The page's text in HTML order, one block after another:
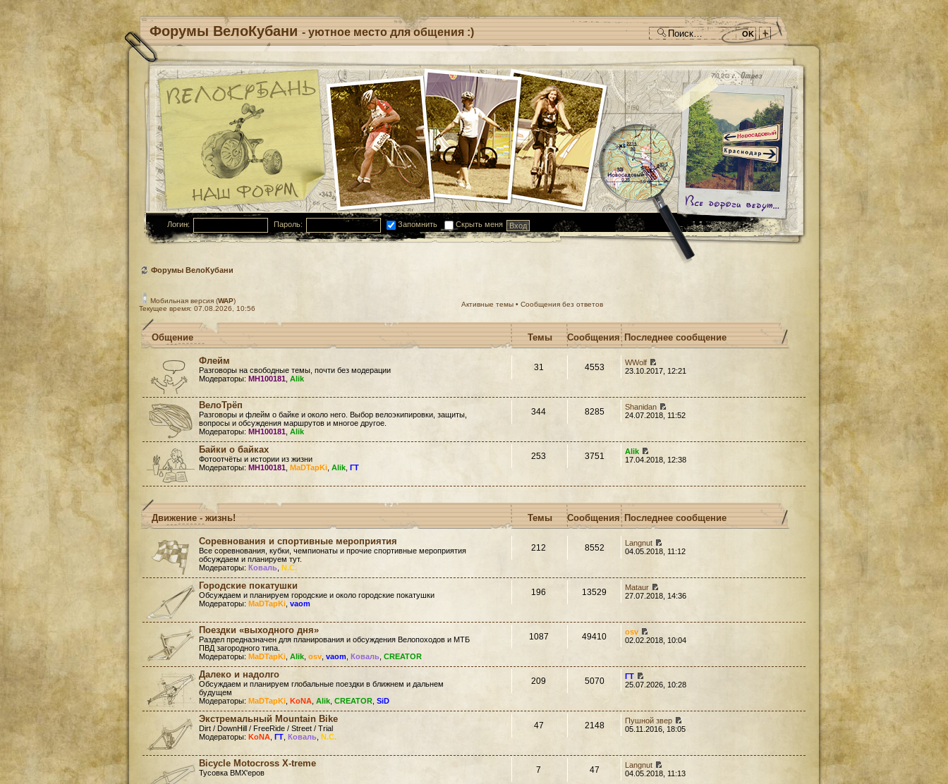
Форумы ВелоКубани - уютное место для общения :)
Логин: Пароль: Запомнить Скрыть меня
Форумы ВелоКубани
Мобильная версия (WAP)
Текущее время: 07.08.2026, 10:56
Активные темы • Сообщения без ответов
Общение Темы Сообщения Последнее сообщение
Флейм
Разговоры на свободные темы, почти без модерации
Модераторы: MH100181 Alik
31 4553
WWolf
23.10.2017, 12:21
ВелоТрёп
Разговоры и флейм о байке и около него. Выбор велоэкипировки, защиты,
вопросы и обсуждения маршрутов и многое другое.
Модераторы: MH100181 Alik
344 8285
Shanidan
24.07.2018, 11:52
Байки о байках
Фотоотчёты и истории из жизни
Модераторы: MH100181 MaDTapKi Alik ГТ
253 3751
Alik
17.04.2018, 12:38
Движение - жизнь! Темы Сообщения Последнее сообщение
Соревнования и спортивные мероприятия
Все соревнования, кубки, чемпионаты и прочие спортивные мероприятия
обсуждаем и планируем тут.
Модераторы: Коваль N.C.
212 8552
Langnut
04.05.2018, 11:12
Городские покатушки
Обсуждаем и планируем городские и около городские покатушки
Модераторы: MaDTapKi vaom
196 13529
Mataur
27.07.2018, 14:36
Поездки «выходного дня»
Раздел предназначен для планирования и обсуждения Велопоходов и МТБ
ПВД загородного типа.
Модераторы: MaDTapKi Alik osv vaom Коваль CREATOR
1087 49410
osv
02.02.2018, 10:04
Далеко и надолго
Обсуждаем и планируем глобальные поездки в ближнем и дальнем
будущем
Модераторы: MaDTapKi KoNA Alik CREATOR SiD
209 5070
ГТ
25.07.2026, 10:28
Экстремальный Mountain Bike
Dirt / DownHill / FreeRide / Street / Trial
Модераторы: KoNA ГТ Коваль N.C.
47 2148
Пушной звер
05.11.2016, 18:05
Bicycle Motocross X-treme
Тусовка BMX'еров 7 47
Langnut
04.05.2018, 11:13